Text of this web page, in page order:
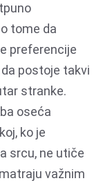
tome da
preferencije
postoje takvi
stranke.
oseća
ko je
srcu, ne utiče
važnim